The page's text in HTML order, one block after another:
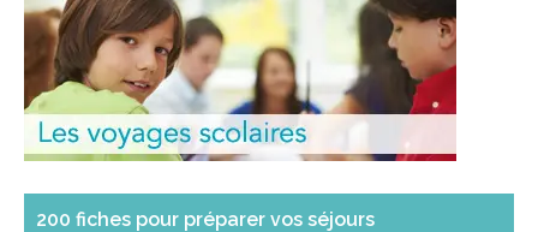
200 fiches pour préparer vos séjours